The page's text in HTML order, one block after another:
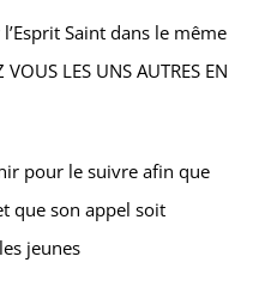
Saint dans le même
LES UNS AUTRES EN
pour le suivre afin que
que son appel soit
jeunes